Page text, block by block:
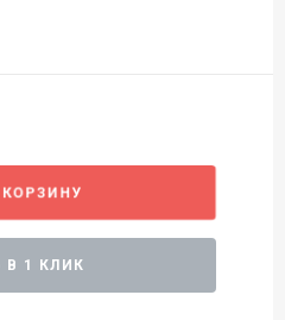
В 1 КЛИК